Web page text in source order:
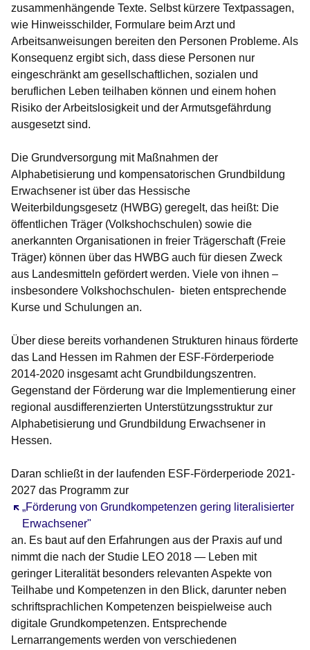
zusammenhängende Texte. Selbst kürzere Textpassagen,
wie Hinweisschilder, Formulare beim Arzt und
Arbeitsanweisungen bereiten den Personen Probleme. Als
Konsequenz ergibt sich, dass diese Personen nur
eingeschränkt am gesellschaftlichen, sozialen und
beruflichen Leben teilhaben können und einem hohen
Risiko der Arbeitslosigkeit und der Armutsgefährdung
ausgesetzt sind.
Die Grundversorgung mit Maßnahmen der
Alphabetisierung und kompensatorischen Grundbildung
Erwachsener ist über das Hessische
Weiterbildungsgesetz (HWBG) geregelt, das heißt: Die
öffentlichen Träger (Volkshochschulen) sowie die
anerkannten Organisationen in freier Trägerschaft (Freie
Träger) können über das HWBG auch für diesen Zweck
aus Landesmitteln gefördert werden. Viele von ihnen –
insbesondere Volkshochschulen- bieten entsprechende
Kurse und Schulungen an.
Über diese bereits vorhandenen Strukturen hinaus förderte
das Land Hessen im Rahmen der ESF-Förderperiode
2014-2020 insgesamtacht Grundbildungszentren.
Gegenstand der Förderung war die Implementierung einer
regional ausdifferenzierten Unterstützungsstruktur zur
Alphabetisierung und Grundbildung Erwachsener in
Hessen.
Daran schließt in der laufenden ESF-Förderperiode 2021-
2027 das Programm zur
„Förderung von Grundkompetenzen gering literalisierter
Erwachsener"
Öffnet sich in einem neuen Fenster
an. Es baut auf den Erfahrungen aus der Praxis auf und
nimmt die nach der Studie LEO 2018 — Leben mit
geringer Literalität besonders relevanten Aspekte von
Teilhabe und Kompetenzen in den Blick, darunter neben
schriftsprachlichen Kompetenzen beispielweise auch
digitale Grundkompetenzen. Entsprechende
Lernarrangements werden von verschiedenen